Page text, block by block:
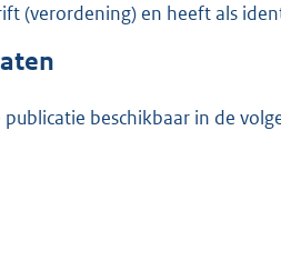
(verordening) en heeft als
beschikbaar in de